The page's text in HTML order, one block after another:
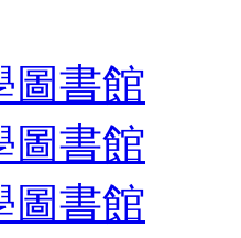
圖書館
圖書館
圖書館